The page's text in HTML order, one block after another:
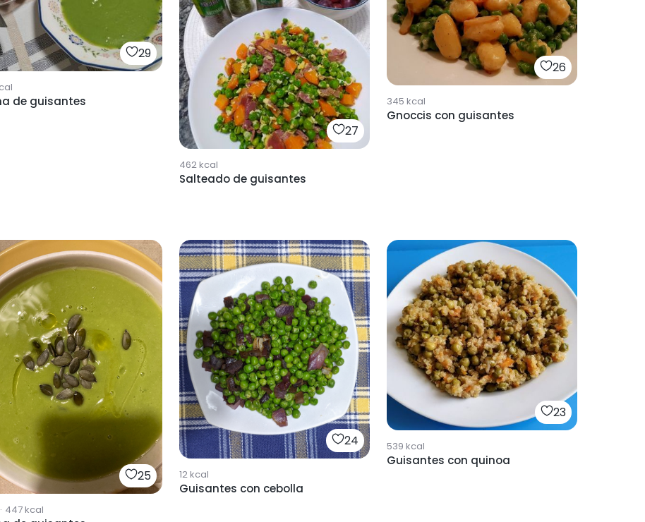
29
de guisantes
27
462kcal
Salteado de guisantes
26
345 kcal
Gnoccis con guisantes
25
· 447kcal
24
12kcal
Guisantes con cebolla
23
539 kcal
Guisantes con quinoa